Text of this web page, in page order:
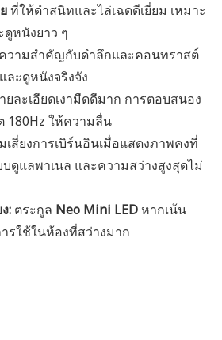
ที่ให้ดำสนิทและไล่เฉดดีเยี่ยม เหมาะ
ดูหนังยาว ๆ
วามสำคัญกับดำลึกและคอนทราสต์
ละดูหนังจริงจัง
ยละเอียดเงามืดดีมาก การตอบสนอง
180Hz ให้ความลื่น
เสี่ยงการเบิร์นอินเมื่อแสดงภาพคงที่
ดูแลพาเนล และความสว่างสูงสุดไม่
: ตระกูล Neo Mini LEDหากเน้น
รใช้ในห้องที่สว่างมาก